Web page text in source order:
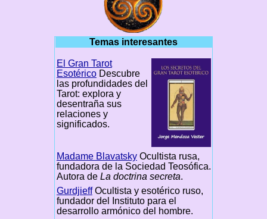
Temas interesantes
El Gran Tarot
EsotéricoDescubre
las profundidades del
Tarot: explora y
desentraña sus
relaciones y
significados.
Madame BlavatskyOcultista rusa,
fundadora de la Sociedad Teosófica.
Autora de La doctrina secreta.
GurdjieffOcultista y esotérico ruso,
fundador del Instituto para el
desarrollo armónico del hombre.